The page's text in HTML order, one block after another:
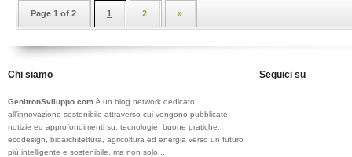
Page 1 of 2 1 2 »
Chi siamo
GenitronSviluppo.com è un blog network dedicato
all’innovazione sostenibile attraverso cui vengono pubblicate
notizie ed approfondimenti su: tecnologie, buone pratiche,
ecodesign, bioarchitettura, agricoltura ed energia verso un futuro
più intelligente e sostenibile, ma non solo...
Seguici su